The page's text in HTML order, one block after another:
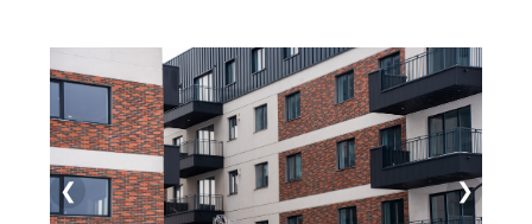
❮ ❯